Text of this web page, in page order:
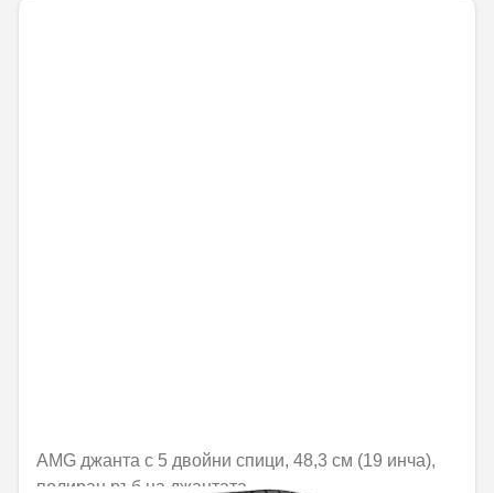
AMG джанта с 5 двойни спици, 48,3 см (19 инча),
полиран ръб на джантата